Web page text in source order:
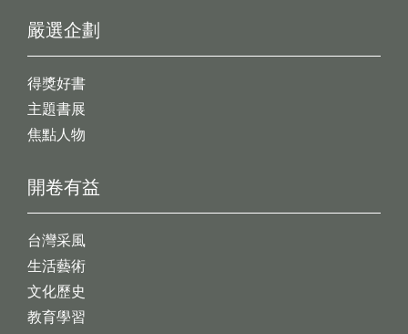
開卷有益
台灣采風
生活藝術
文化歷史
教育學習
嚴選企劃
得獎好書
主題書展
焦點人物